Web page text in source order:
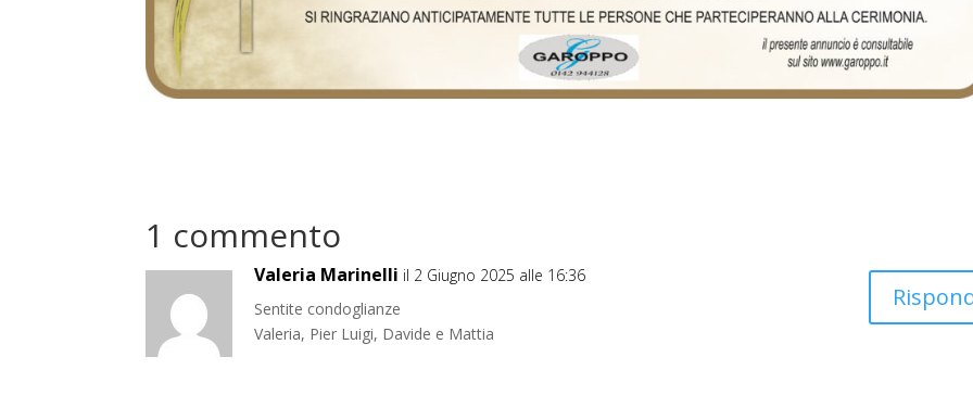
1 commento
Valeria Marinelli il 2 Giugno 2025 alle 16:36
Sentite condoglianze
Valeria, Pier Luigi, Davide e Mattia